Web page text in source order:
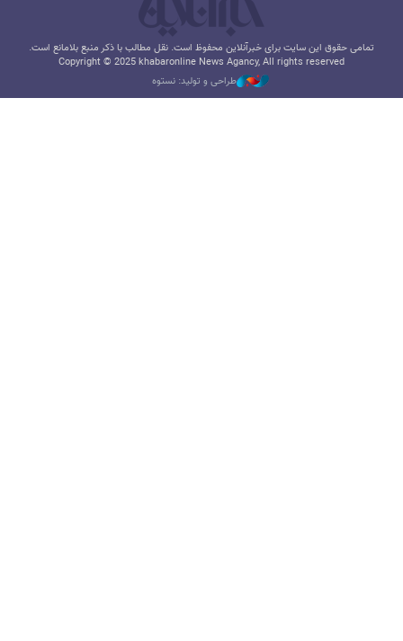
تمامی حقوق این سایت برای خبرآنلاین محفوظ است. نقل مطالب با ذکر منبع بلامانع است.
Copyright © 2025 khabaronline News Agancy, All rights reserved
طراحی و تولید: نستوه